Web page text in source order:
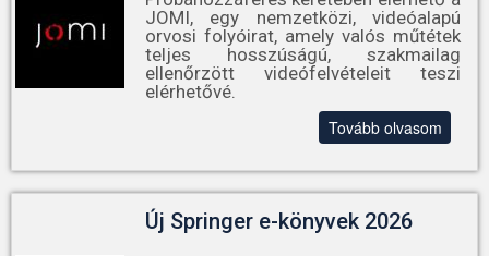
JOMI, egy nemzetközi, videóalapú
orvosi folyóirat, amely valós műtétek
teljes hosszúságú, szakmailag
ellenőrzött videófelvételeit teszi
elérhetővé.
Tovább olvasom
Új Springer e-könyvek 2026